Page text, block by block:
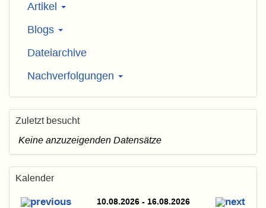
Artikel
Blogs
Dateiarchive
Nachverfolgungen
Zuletzt besucht
Keine anzuzeigenden Datensätze
Kalender
10.08.2026 - 16.08.2026